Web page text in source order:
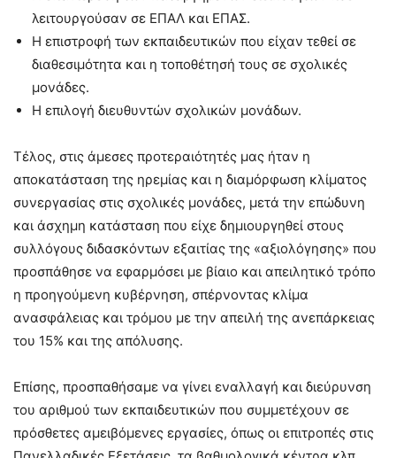
λειτουργούσαν σε ΕΠΑΛ και ΕΠΑΣ.
Η επιστροφή των εκπαιδευτικών που είχαν τεθεί σε
διαθεσιμότητα και η τοποθέτησή τους σε σχολικές
μονάδες.
Η επιλογή διευθυντών σχολικών μονάδων.
Τέλος, στις άμεσες προτεραιότητές μας ήταν η
αποκατάσταση της ηρεμίας και η διαμόρφωση κλίματος
συνεργασίας στις σχολικές μονάδες, μετά την επώδυνη
και άσχημη κατάσταση που είχε δημιουργηθεί στους
συλλόγους διδασκόντων εξαιτίας της «αξιολόγησης» που
προσπάθησε να εφαρμόσει με βίαιο και απειλητικό τρόπο
η προηγούμενη κυβέρνηση, σπέρνοντας κλίμα
ανασφάλειας και τρόμου με την απειλή της ανεπάρκειας
του 15% και της απόλυσης.
Επίσης, προσπαθήσαμε να γίνει εναλλαγή και διεύρυνση
του αριθμού των εκπαιδευτικών που συμμετέχουν σε
πρόσθετες αμειβόμενες εργασίες, όπως οι επιτροπές στις